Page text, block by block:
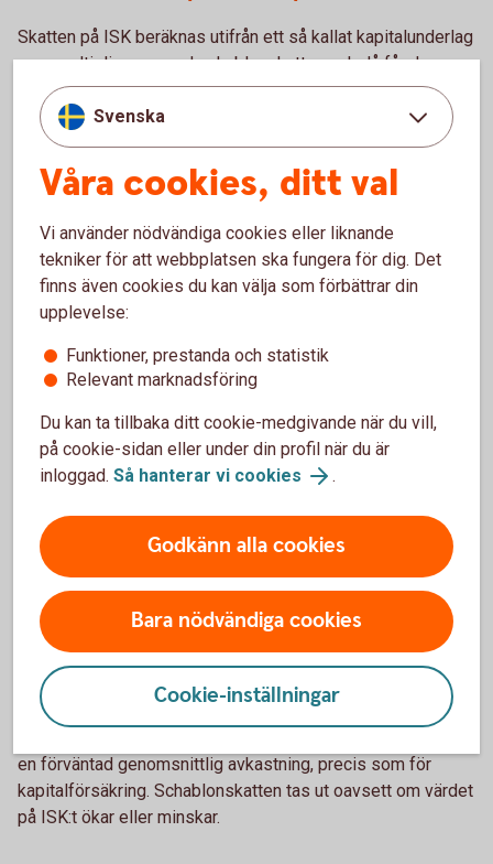
Skatten på ISK beräknas utifrån ett så kallat kapitalunderlag
som multipliceras med schablonskatten och då får du en
schablonintäkt som beskattas med 30 procent.
Kapitalunderlaget beräknas varje år och är en fjärdedel av
summan av:
1. Värdet av tillgångarna på kontot vid ingången av varje
2. Belopp som betalats in till ISK under året
3. Värdet av finansiella instrument som förts över till ISK:t
av kontoinnehavaren under året
4. Värdet av finansiella instrument som överförts från någon
Kapitalunderlaget multipliceras med statslåneräntan den 30
november året före och du får därmed en schablonintäkt
Skatteverket har en e-tjänst för beräkning av schablonintäkt
på ISK.
Betalar jag skatt även om tillgångarna
minskar i värde?
Ett ISK är en schablonbeskattad sparform, vilket betyder att
en förväntad genomsnittlig avkastning, precis som för
kapitalförsäkring. Schablonskatten tas ut oavsett om värdet
på ISK:t ökar eller minskar.
Svenska
Våra cookies, ditt val
Vi använder nödvändiga cookies eller liknande
tekniker för att webbplatsen ska fungera för dig. Det
finns även cookies du kan välja som förbättrar din
upplevelse:
Funktioner, prestanda och statistik
Relevant marknadsföring
Du kan ta tillbaka ditt cookie-medgivande när du vill,
på cookie-sidan eller under din profil när du är
inloggad. Så hanterar vi cookies .
Godkänn alla cookies
Bara nödvändiga cookies
Cookie-inställningar